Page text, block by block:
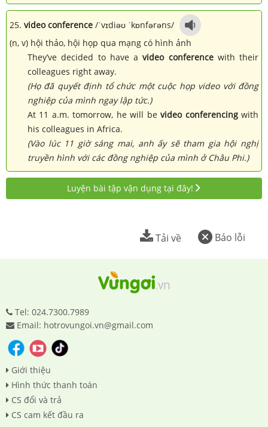
25. video conference /ˈvɪdiəʊ ˈkɒnfərəns/
(n, v) hội thảo, hội họp qua mạng có hình ảnh
They’ve decided to have avideo conferencewith their
colleagues right away.
(Họ đã quyết định tổ chức một cuộc họp video với đồng
nghiệp của mình ngay lập tức.)
At 11 a.m. tomorrow, he will bevideo conferencingwith
his colleagues in Africa.
(Vào lúc 11 giờ sáng mai, anh ấy sẽ tham gia hội nghị
truyền hình với các đồng nghiệp của mình ở Châu Phi.)
Luyện bài tập vận dụng tại đây!
Báo lỗi
Tải về
Tel: 024.7300.7989
Email: hotrovungoi.vn@gmail.com
Giới thiệu
Hình thức thanh toán
CS đổi và trả
CS cam kết đầu ra